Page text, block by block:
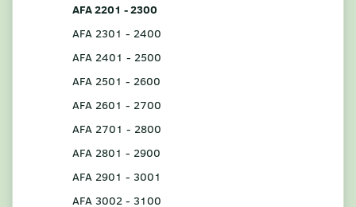
AFA 2201 - 2300
AFA 2301 - 2400
AFA 2401 - 2500
AFA 2501 - 2600
AFA 2601 - 2700
AFA 2701 - 2800
AFA 2801 - 2900
AFA 2901 - 3001
AFA 3002 - 3100